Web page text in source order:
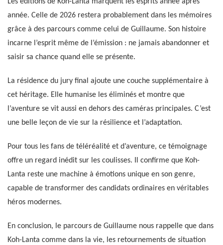
Les éditions de Koh-Lanta marquent les esprits année après
année. Celle de 2026 restera probablement dans les mémoires
grâce à des parcours comme celui de Guillaume. Son histoire
incarne l’esprit même de l’émission : ne jamais abandonner et
saisir sa chance quand elle se présente.
La résidence du jury final ajoute une couche supplémentaire à
cet héritage. Elle humanise les éliminés et montre que
l’aventure se vit aussi en dehors des caméras principales. C’est
une belle leçon de vie sur la résilience et l’adaptation.
Pour tous les fans de téléréalité et d’aventure, ce témoignage
offre un regard inédit sur les coulisses. Il confirme que Koh-
Lanta reste une machine à émotions unique en son genre,
capable de transformer des candidats ordinaires en véritables
héros modernes.
En conclusion, le parcours de Guillaume nous rappelle que dans
Koh-Lanta comme dans la vie, les retournements de situation